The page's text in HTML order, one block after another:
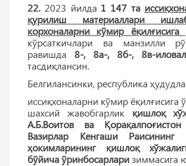
22.2023 йилда 1 147 та
қурилиш материаллари
корхоналарни кўмир ёқилғисига
кўрсаткичлари ва манзилли
равишда 8-, 8а-, 8б-, 8в-
тасдиқлансин.
Белгилансинки, республика
иссиқхоналарни кўмир ёқилғисига
шахсий жавобгарлик қишлоқ
А.Б.Воитов ва Қорақалпоғистон
Вазирлар Кенгаши Раисининг
ҳокимларининг қишлоқ
бўйича ўринбосарларизиммасига